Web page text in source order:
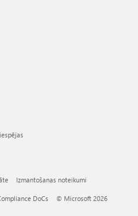
Izmantošanas noteikumi
DoCs © Microsoft 2026